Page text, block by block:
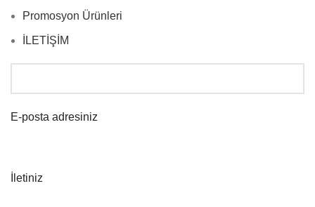
Promosyon Ürünleri
İLETİŞİM
E-posta adresiniz
İletiniz